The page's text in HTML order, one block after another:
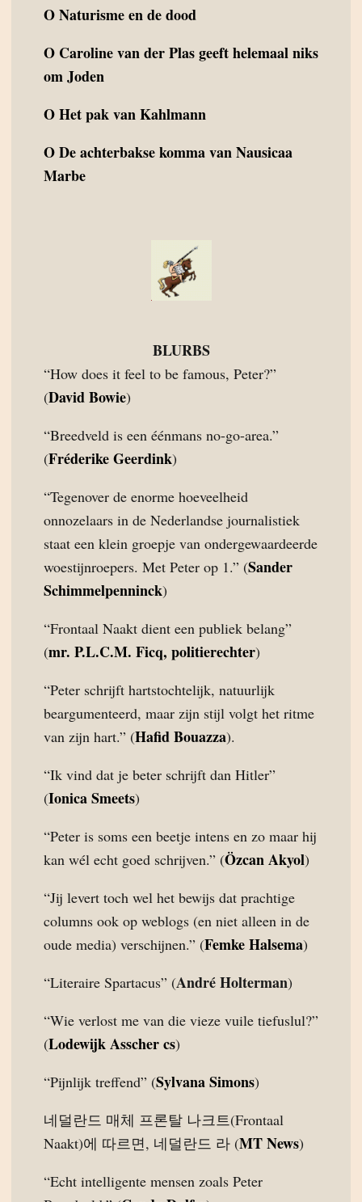
ONaturisme en de dood
O Caroline van der Plas geeft helemaal niks
om Joden
OHet pak van Kahlmann
ODe achterbakse komma van Nausicaa
Marbe
BLURBS
“How does it feel to be famous, Peter?”
(David Bowie)
“Breedveld is een éénmans no-go-area.”
(Fréderike Geerdink)
“Tegenover de enorme hoeveelheid
onnozelaars in de Nederlandse journalistiek
staat een klein groepje van ondergewaardeerde
woestijnroepers. Met Peter op 1.” (Sander
Schimmelpenninck)
“Frontaal Naakt dient een publiek belang”
(mr. P.L.C.M. Ficq, politierechter)
“Peter schrijft hartstochtelijk, natuurlijk
beargumenteerd, maar zijn stijl volgt het ritme
van zijn hart.” (Hafid Bouazza).
“Ik vind dat je beter schrijft dan Hitler”
(Ionica Smeets)
“Peter is soms een beetje intens en zo maar hij
kan wél echt goed schrijven.” (Özcan Akyol)
“Jij levert toch wel het bewijs dat prachtige
columns ook op weblogs (en niet alleen in de
oude media) verschijnen.” (Femke Halsema)
“Literaire Spartacus” (André Holterman)
“Wie verlost me van die vieze vuile tiefuslul?”
(Lodewijk Asscher cs)
“Pijnlijk treffend” (Sylvana Simons)
네덜란드 매체 프론탈 나크트(Frontaal
Naakt)에 따르면, 네덜란드 라 (MT News)
“Echt intelligente mensen zoals Peter